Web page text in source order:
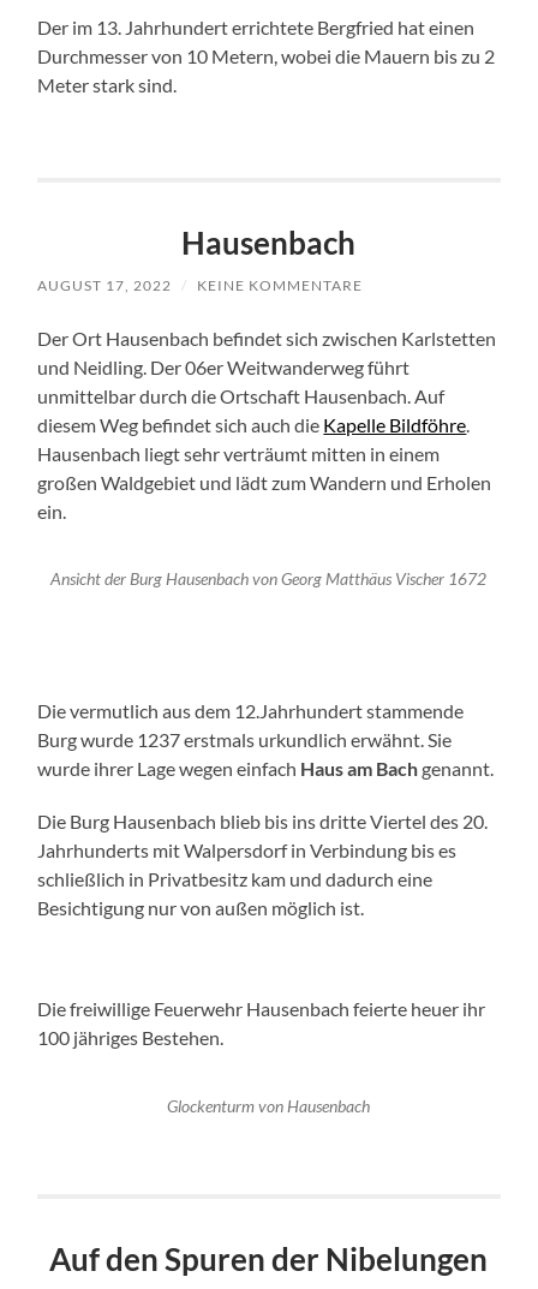
Der im 13. Jahrhundert errichtete Bergfried hat einen
Durchmesser von 10 Metern, wobei die Mauern bis zu 2
Meter stark sind.
Hausenbach
AUGUST 17, 2022 / KEINE KOMMENTARE
Der Ort Hausenbach befindet sich zwischen Karlstetten
und Neidling. Der 06er Weitwanderweg führt
unmittelbar durch die Ortschaft Hausenbach. Auf
diesem Weg befindet sich auch die Kapelle Bildföhre
Hausenbach liegt sehr verträumt mitten in einem
großen Waldgebiet und lädt zum Wandern und Erholen
ein.
Ansicht der Burg Hausenbach von Georg Matthäus Vischer 1672
Die vermutlich aus dem 12.Jahrhundert stammende
Burg wurde 1237 erstmals urkundlich erwähnt. Sie
wurde ihrer Lage wegen einfach Haus am Bachgenannt.
Die Burg Hausenbach blieb bis ins dritte Viertel des 20.
Jahrhunderts mit Walpersdorf in Verbindung bis es
schließlich in Privatbesitz kam und dadurch eine
Besichtigung nur von außen möglich ist.
Die freiwillige Feuerwehr Hausenbach feierte heuer ihr
100 jähriges Bestehen.
Glockenturm von Hausenbach
Auf den Spuren der Nibelungen